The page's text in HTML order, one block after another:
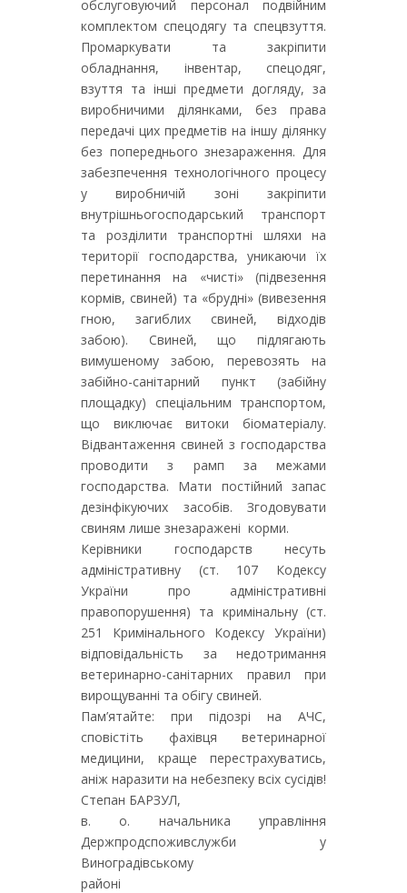
обслуговуючий персонал подвійним
комплектом спецодягу та спецвзуття.
Промаркувати та закріпити
обладнання, інвентар, спецодяг,
взуття та інші предмети догляду, за
виробничими ділянками, без права
передачі цих предметів на іншу ділянку
без попереднього знезараження. Для
забезпечення технологічного процесу
у виробничій зоні закріпити
внутрішньогосподарський транспорт
та розділити транспортні шляхи на
території господарства, уникаючи їх
перетинання на «чисті» (підвезення
кормів, свиней) та «брудні» (вивезення
гною, загиблих свиней, відходів
забою). Свиней, що підлягають
вимушеному забою, перевозять на
забійно-санітарний пункт (забійну
площадку) спеціальним транспортом,
що виключає витоки біоматеріалу.
Відвантаження свиней з господарства
проводити з рамп за межами
господарства. Мати постійний запас
дезінфікуючих засобів. Згодовувати
свиням лише знезаражені корми.
Керівники господарств несуть
адміністративну (ст. 107 Кодексу
України про адміністративні
правопорушення) та кримінальну (ст.
251 Кримінального Кодексу України)
відповідальність за недотримання
ветеринарно-санітарних правил при
вирощуванні та обігу свиней.
Пам’ятайте: при підозрі на АЧС,
сповістіть фахівця ветеринарної
медицини, краще перестрахуватись,
аніж наразити на небезпеку всіх сусідів!
Степан БАРЗУЛ,
в. о. начальника управління
Держпродспоживслужби у
Виноградівському